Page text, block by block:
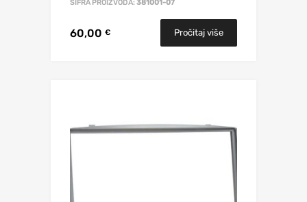
ŠIFRA PROIZVODA: 381001-07
60,00 € Pročitaj više